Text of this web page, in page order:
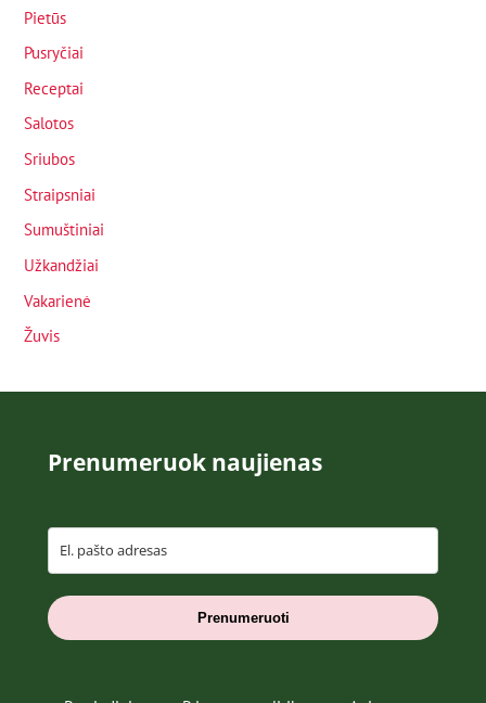
Pietūs
Pusryčiai
Receptai
Salotos
Sriubos
Straipsniai
Sumuštiniai
Užkandžiai
Vakarienė
Žuvis
Prenumeruok naujienas
Prenumeruoti